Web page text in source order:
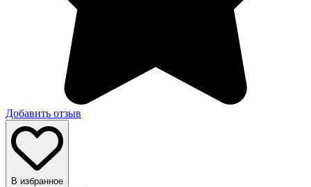
Добавить отзыв
В избранное